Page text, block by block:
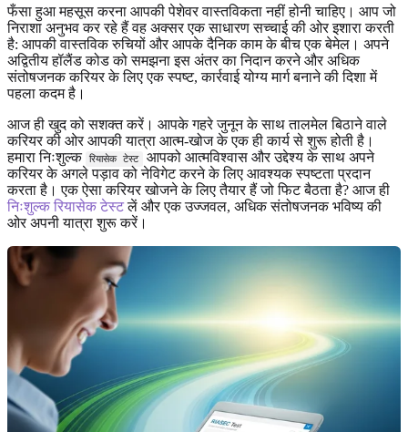
फँसा हुआ महसूस करना आपकी पेशेवर वास्तविकता नहीं होनी चाहिए। आप जो
निराशा अनुभव कर रहे हैं वह अक्सर एक साधारण सच्चाई की ओर इशारा करती
है: आपकी वास्तविक रुचियों और आपके दैनिक काम के बीच एक बेमेल। अपने
अद्वितीय हॉलैंड कोड को समझना इस अंतर का निदान करने और अधिक
संतोषजनक करियर के लिए एक स्पष्ट, कार्रवाई योग्य मार्ग बनाने की दिशा में
पहला कदम है।
आज ही खुद को सशक्त करें। आपके गहरे जुनून के साथ तालमेल बिठाने वाले
करियर की ओर आपकी यात्रा आत्म-खोज के एक ही कार्य से शुरू होती है।
हमारा निःशुल्क रियासेक टेस्ट
आपको आत्मविश्वास और उद्देश्य के साथ अपने
करियर के अगले पड़ाव को नेविगेट करने के लिए आवश्यक स्पष्टता प्रदान
करता है। एक ऐसा करियर खोजने के लिए तैयार हैं जो फिट बैठता है? आज ही
निःशुल्क रियासेक टेस्टलें और एक उज्जवल, अधिक संतोषजनक भविष्य की
ओर अपनी यात्रा शुरू करें।